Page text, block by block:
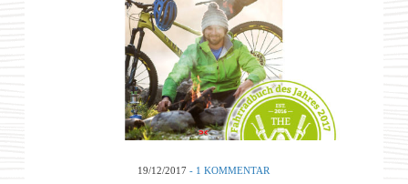
19/12/2017- 1 KOMMENTAR